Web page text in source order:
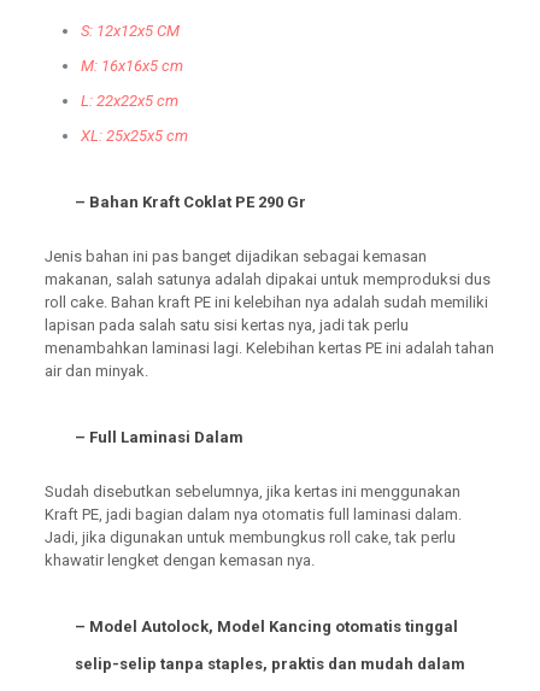
S: 12x12x5 CM
M: 16x16x5 cm
L: 22x22x5 cm
XL: 25x25x5 cm
– Bahan Kraft Coklat PE 290 Gr
Jenis bahan ini pas banget dijadikan sebagai kemasan
makanan, salah satunya adalah dipakai untuk memproduksi dus
roll cake. Bahan kraft PE ini kelebihan nya adalah sudah memiliki
lapisan pada salah satu sisi kertas nya, jadi tak perlu
menambahkan laminasi lagi. Kelebihan kertas PE ini adalah tahan
air dan minyak.
– Full Laminasi Dalam
Sudah disebutkan sebelumnya, jika kertas ini menggunakan
Kraft PE, jadi bagian dalam nya otomatis full laminasi dalam.
Jadi, jika digunakan untuk membungkus roll cake, tak perlu
khawatir lengket dengan kemasan nya.
– Model Autolock, Model Kancing otomatis tinggal
selip-selip tanpa staples, praktis dan mudah dalam